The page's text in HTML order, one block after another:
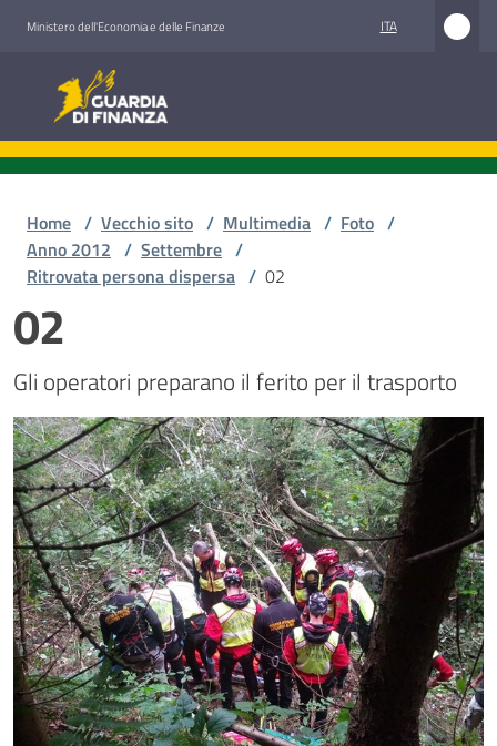
Ministero dell'Economia e delle Finanze ITA
Guardia di Finanza
Home / Vecchio sito / Multimedia / Foto /
Anno 2012 / Settembre /
Ritrovata persona dispersa / 02
02
Gli operatori preparano il ferito per il trasporto